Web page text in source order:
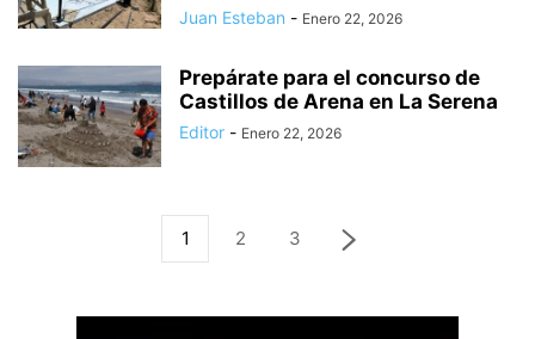
Juan Esteban - Enero 22, 2026
Prepárate para el concurso de
Castillos de Arena en La Serena
Editor - Enero 22, 2026
1 2 3